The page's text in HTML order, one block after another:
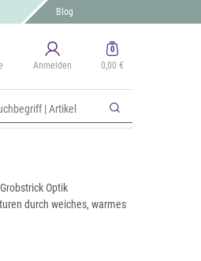
Blog
Anmelden
0
0,00 €
Optik
durch weiches, warmes